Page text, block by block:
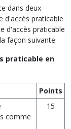
dans deux
d'accès praticable
d'accès praticable
façon suivante:
praticable en
Points
comme
15